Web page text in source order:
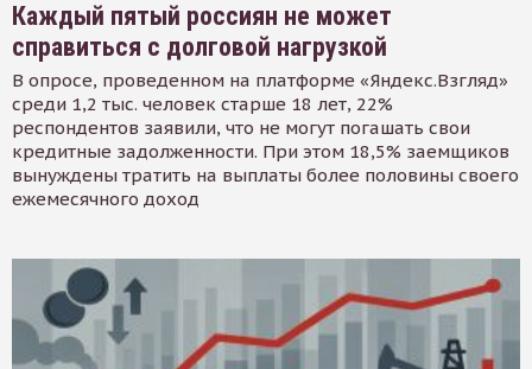
Каждый пятый россиян не может
справиться с долговой нагрузкой
В опросе, проведенном на платформе «Яндекс.Взгляд»
среди 1,2 тыс. человек старше 18 лет, 22%
респондентов заявили, что не могут погашать свои
кредитные задолженности. При этом 18,5% заемщиков
вынуждены тратить на выплаты более половины своего
ежемесячного доход